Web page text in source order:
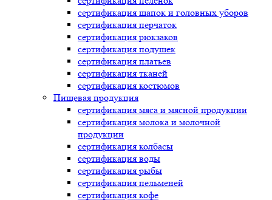
сертификация шапок и головных уборов
сертификация перчаток
сертификация рюкзаков
сертификация подушек
сертификация платьев
сертификация тканей
сертификация костюмов
Пищевая продукция
сертификация мяса и мясной продукции
сертификация молока и молочной
продукции
сертификация колбасы
сертификация воды
сертификация рыбы
сертификация пельменей
сертификация кофе